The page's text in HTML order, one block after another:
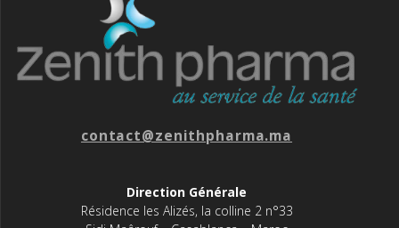
contact@zenithpharma.ma
Direction Générale
Résidence les Alizés, la colline 2 n°33